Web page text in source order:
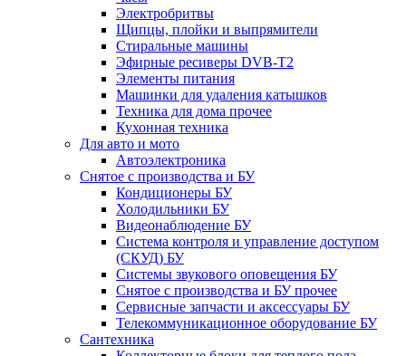
Электробритвы
Щипцы, плойки и выпрямители
Стиральные машины
Эфирные ресиверы DVB-T2
Элементы питания
Машинки для удаления катышков
Техника для дома прочее
Кухонная техника
Для авто и мото
Автоэлектроника
Снятое с производства и БУ
Кондиционеры БУ
Холодильники БУ
Видеонаблюдение БУ
Система контроля и управление доступом
(СКУД) БУ
Системы звукового оповещения БУ
Снятое с производства и БУ прочее
Сервисные запчасти и аксессуары БУ
Телекоммуникационное оборудование БУ
Сантехника